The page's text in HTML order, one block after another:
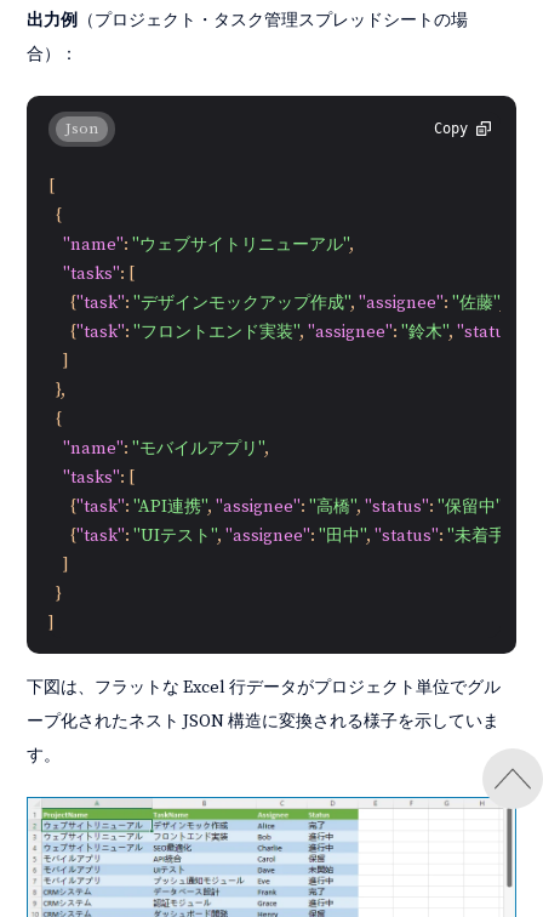
出力例 （プロジェクト・タスク管理スプレッドシートの場
合）：
Copy
Json
[
{
"name": "ウェブサイトリニューアル",
"tasks": [
{"task": "デザインモックアップ作成", "assignee": "佐藤"
{"task": "フロントエンド実装", "assignee": "鈴木", "status"
]
},
{
"name": "モバイルアプリ",
"tasks": [
{"task": "API連携", "assignee": "高橋", "status": "保留中"
{"task": "UIテスト", "assignee": "田中", "status": "未着手"
]
}
]
下図は、フラットな Excel 行データがプロジェクト単位でグル
ープ化されたネスト JSON 構造に変換される様子を示していま
す。